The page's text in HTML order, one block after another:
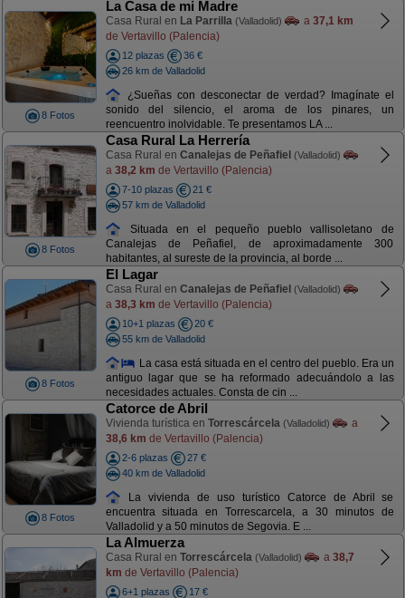
8 Fotos
La Casa de mi Madre
Casa Rural en La Parrilla (Valladolid) a 37,1 km
de Vertavillo (Palencia)
12 plazas
36 €
26 km de Valladolid
¿Sueñas con desconectar de verdad? Imagínate el
sonido del silencio, el aroma de los pinares, un
reencuentro inolvidable. Te presentamos LA ...
8 Fotos
Casa Rural La Herrería
Casa Rural en Canalejas de Peñafiel (Valladolid)
a 38,2 km de Vertavillo (Palencia)
7-10 plazas
21 €
57 km de Valladolid
Situada en el pequeño pueblo vallisoletano de
Canalejas de Peñafiel, de aproximadamente 300
habitantes, al sureste de la provincia, al borde ...
8 Fotos
El Lagar
Casa Rural en Canalejas de Peñafiel (Valladolid)
a 38,3 km de Vertavillo (Palencia)
10+1 plazas
20 €
55 km de Valladolid
La casa está situada en el centro del pueblo. Era un
antiguo lagar que se ha reformado adecuándolo a las
necesidades actuales. Consta de cin ...
8 Fotos
Catorce de Abril
Vivienda turística en Torrescárcela (Valladolid)
a
38,6 km de Vertavillo (Palencia)
2-6 plazas
27 €
40 km de Valladolid
La vivienda de uso turístico Catorce de Abril se
encuentra situada en Torrescarcela, a 30 minutos de
Valladolid y a 50 minutos de Segovia. E ...
La Almuerza
Casa Rural en Torrescárcela (Valladolid) a 38,7
km de Vertavillo (Palencia)
6+1 plazas
17 €